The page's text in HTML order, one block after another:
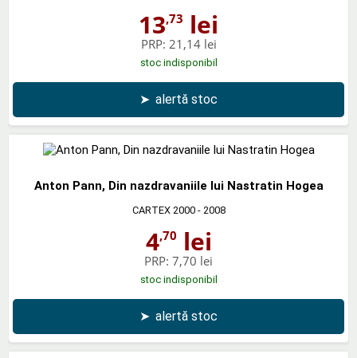
13,73 lei
PRP: 21,14 lei
stoc indisponibil
➤ alertă stoc
Anton Pann, Din nazdravaniile lui Nastratin Hogea
CARTEX 2000- 2008
4,70 lei
PRP: 7,70 lei
stoc indisponibil
➤ alertă stoc